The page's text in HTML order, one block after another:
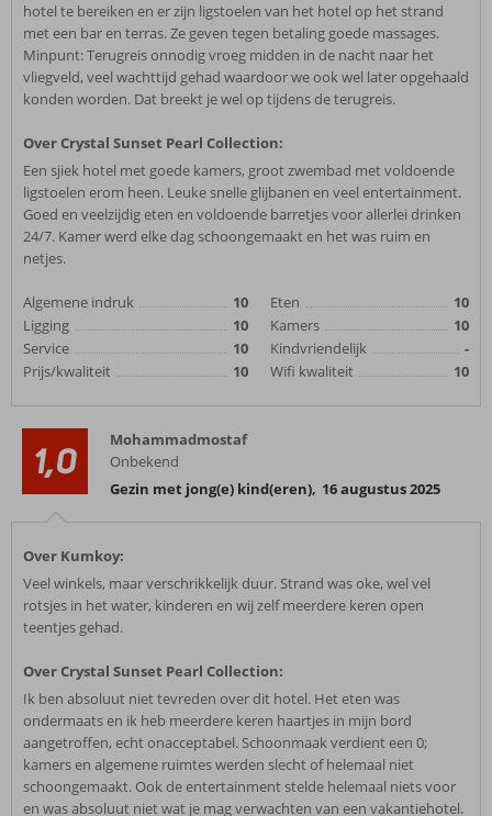
hotel te bereiken en er zijn ligstoelen van het hotel op het strand
met een bar en terras. Ze geven tegen betaling goede massages.
Minpunt: Terugreis onnodig vroeg midden in de nacht naar het
vliegveld, veel wachttijd gehad waardoor we ook wel later opgehaald
konden worden. Dat breekt je wel op tijdens de terugreis.
Over Crystal Sunset Pearl Collection:
Een sjiek hotel met goede kamers, groot zwembad met voldoende
ligstoelen erom heen. Leuke snelle glijbanen en veel entertainment.
Goed en veelzijdig eten en voldoende barretjes voor allerlei drinken
24/7. Kamer werd elke dag schoongemaakt en het was ruim en
netjes.
Algemene indruk
10
Ligging
10
Service
10
Prijs/kwaliteit
10
Eten
10
Kamers
10
Kindvriendelijk
-
Wifi kwaliteit
10
1,0
Mohammadmostaf
Onbekend
Gezin met jong(e) kind(eren), 16 augustus 2025
Over Kumkoy:
Veel winkels, maar verschrikkelijk duur. Strand was oke, wel vel
rotsjes in het water, kinderen en wij zelf meerdere keren open
teentjes gehad.
Over Crystal Sunset Pearl Collection:
Ik ben absoluut niet tevreden over dit hotel. Het eten was
ondermaats en ik heb meerdere keren haartjes in mijn bord
aangetroffen, echt onacceptabel. Schoonmaak verdient een 0;
kamers en algemene ruimtes werden slecht of helemaal niet
schoongemaakt. Ook de entertainment stelde helemaal niets voor
en was absoluut niet wat je mag verwachten van een vakantiehotel.